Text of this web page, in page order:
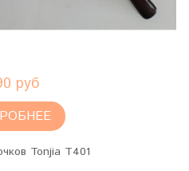
руб
Tonjia T401